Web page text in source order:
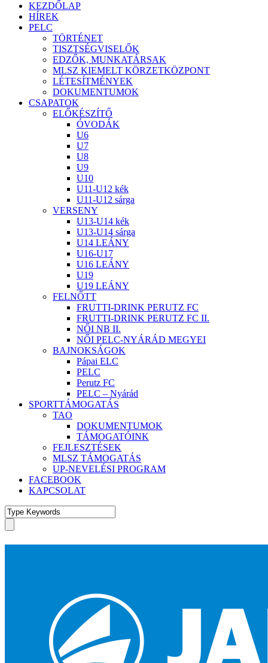
KEZDŐLAP
HÍREK
PELC
TÖRTÉNET
TISZTSÉGVISELŐK
EDZŐK, MUNKATÁRSAK
MLSZ KIEMELT KÖRZETKÖZPONT
LÉTESÍTMÉNYEK
DOKUMENTUMOK
CSAPATOK
ELŐKÉSZÍTŐ
ÓVODÁK
U6
U7
U8
U9
U10
U11-U12 kék
U11-U12 sárga
VERSENY
U13-U14 kék
U13-U14 sárga
U14 LEÁNY
U16-U17
U16 LEÁNY
U19
U19 LEÁNY
FELNŐTT
FRUTTI-DRINK PERUTZ FC
FRUTTI-DRINK PERUTZ FC II.
NŐI NB II.
NŐI PELC-NYÁRÁD MEGYEI
BAJNOKSÁGOK
Pápai ELC
PELC
Perutz FC
PELC – Nyárád
SPORTTÁMOGATÁS
TAO
DOKUMENTUMOK
TÁMOGATÓINK
FEJLESZTÉSEK
MLSZ TÁMOGATÁS
UP-NEVELÉSI PROGRAM
FACEBOOK
KAPCSOLAT